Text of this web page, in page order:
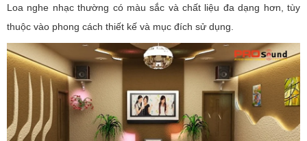
Loa nghe nhạc thường có màu sắc và chất liệu đa dạng hơn, tùy
thuộc vào phong cách thiết kế và mục đích sử dụng.